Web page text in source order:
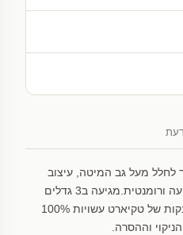
לחלל מעל גב המיטה, עיצוב
מקסים שישרה עליכם אווירה רגועה ורומנטית.מגיעה ב3 גדלים
ובמגוון צבעים לבחירתכם!המדבקות של טקיארט עשויות 100%
וההסרה.